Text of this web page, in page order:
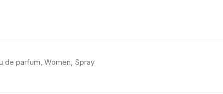
de parfum, Women, Spray